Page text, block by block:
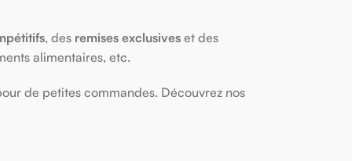
, des remises exclusives et des
alimentaires, etc.
de petites commandes. Découvrez nos